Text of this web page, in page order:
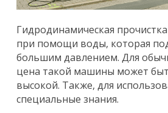
Гидродинамическая
при помощи воды, которая
большим давлением. Для
цена такой машины может
высокой. Также, для
специальные знания.